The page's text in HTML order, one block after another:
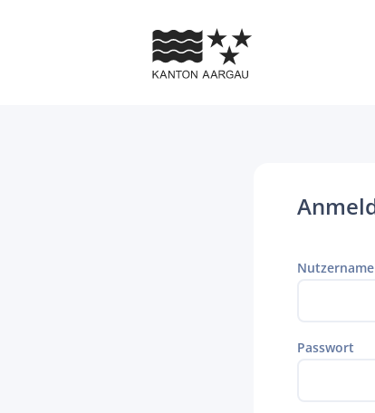
Nutzername
Passwort